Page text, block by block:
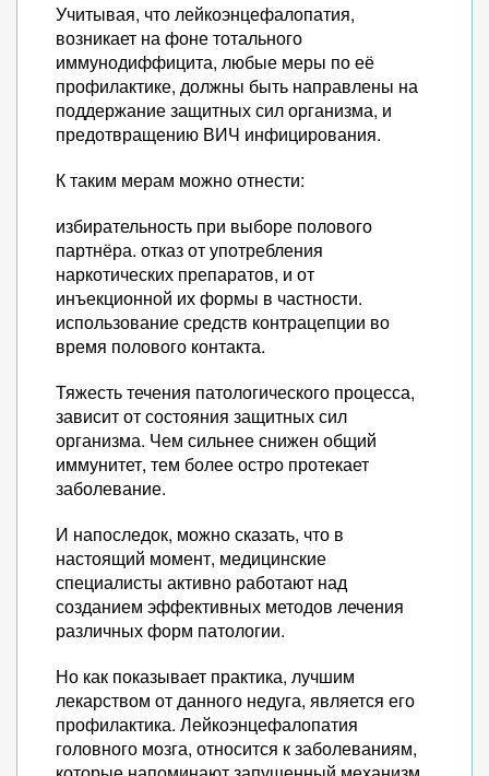
Учитывая, что лейкоэнцефалопатия,
возникает на фоне тотального
иммунодиффицита, любые меры по её
профилактике, должны быть направлены на
поддержание защитных сил организма, и
предотвращению ВИЧ инфицирования.
К таким мерам можно отнести:
избирательность при выборе полового
партнёра. отказ от употребления
наркотических препаратов, и от
инъекционной их формы в частности.
использование средств контрацепции во
время полового контакта.
Тяжесть течения патологического процесса,
зависит от состояния защитных сил
организма. Чем сильнее снижен общий
иммунитет, тем более остро протекает
заболевание.
И напоследок, можно сказать, что в
настоящий момент, медицинские
специалисты активно работают над
созданием эффективных методов лечения
различных форм патологии.
Но как показывает практика, лучшим
лекарством от данного недуга, является его
профилактика. Лейкоэнцефалопатия
головного мозга, относится к заболеваниям,